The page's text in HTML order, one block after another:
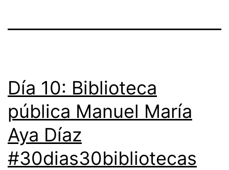
Día 10: Biblioteca
pública Manuel María
Aya Díaz
#30dias30bibliotecas